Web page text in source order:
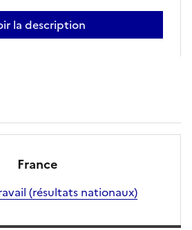
l'information donnée par la
(de préférence par voie
la description
Mieux
d'une
adaptée
France
(résultats nationaux)